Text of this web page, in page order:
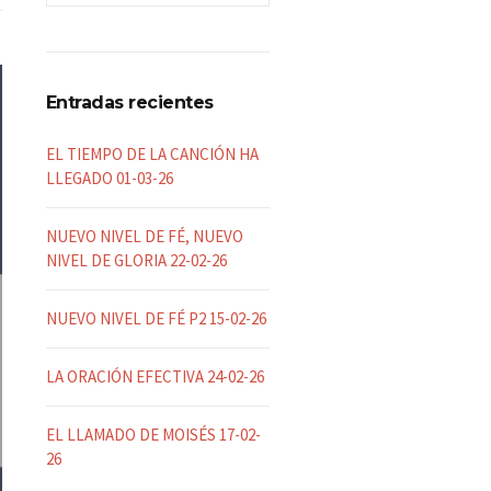
Entradas recientes
EL TIEMPO DE LA CANCIÓN HA
LLEGADO 01-03-26
NUEVO NIVEL DE FÉ, NUEVO
NIVEL DE GLORIA 22-02-26
NUEVO NIVEL DE FÉ P2 15-02-26
LA ORACIÓN EFECTIVA 24-02-26
EL LLAMADO DE MOISÉS 17-02-
26